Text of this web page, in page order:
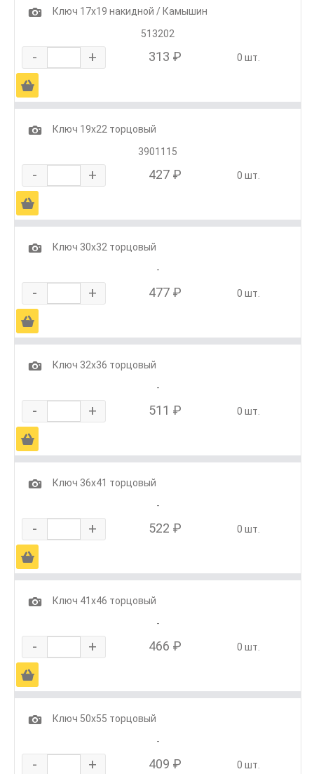
1
Ключ 17х19 накидной / Камышин
513202
- + 313 ₽ 0 шт.
Ä
1
Ключ 19х22 торцовый
3901115
- + 427 ₽ 0 шт.
Ä
1
Ключ 30х32 торцовый
-
- + 477 ₽ 0 шт.
Ä
1
Ключ 32х36 торцовый
-
- + 511 ₽ 0 шт.
Ä
1
Ключ 36х41 торцовый
-
- + 522 ₽ 0 шт.
Ä
1
Ключ 41х46 торцовый
-
- + 466 ₽ 0 шт.
Ä
1
Ключ 50х55 торцовый
-
- + 409 ₽ 0 шт.